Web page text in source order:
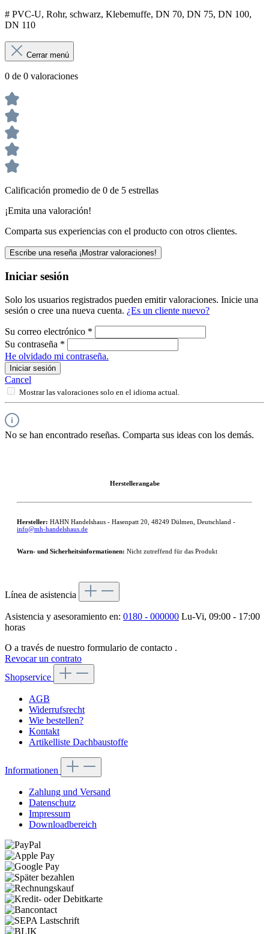
# PVC-U, Rohr, schwarz, Klebemuffe, DN 70, DN 75, DN 100,
DN 110
Cerrar menú
0 de 0 valoraciones
Calificación promedio de 0 de 5 estrellas
¡Emita una valoración!
Comparta sus experiencias con el producto con otros clientes.
Escribe una reseña ¡Mostrar valoraciones!
Iniciar sesión
Solo los usuarios registrados pueden emitir valoraciones. Inicie una
sesión o cree una nueva cuenta. ¿Es un cliente nuevo?
Su correo electrónico *
Su contraseña *
He olvidado mi contraseña.
Iniciar sesión
Cancel
Mostrar las valoraciones solo en el idioma actual.
No se han encontrado reseñas. Comparta sus ideas con los demás.
Herstellerangabe
Hersteller: HAHN Handelshaus - Hasenpatt 20, 48249 Dülmen, Deutschland -
info@mh-handelshaus.de
Warn- und Sicherheitsinformationen: Nicht zutreffend für das Produkt
Línea de asistencia
Asistencia y asesoramiento en: 0180 - 000000 Lu-Vi, 09:00 - 17:00
horas
O a través de nuestro formulario de contacto .
Revocar un contrato
Shopservice
AGB
Widerrufsrecht
Wie bestellen?
Kontakt
Artikelliste Dachbaustoffe
Informationen
Zahlung und Versand
Datenschutz
Impressum
Downloadbereich